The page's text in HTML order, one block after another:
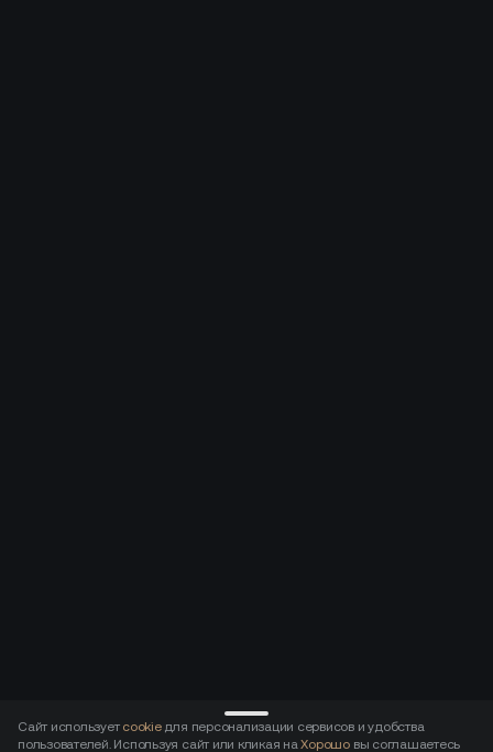
Сайт использует cookieдля персонализации сервисов и удобства
пользователей. Используя сайт или кликая наХорошо вы соглашаетесь